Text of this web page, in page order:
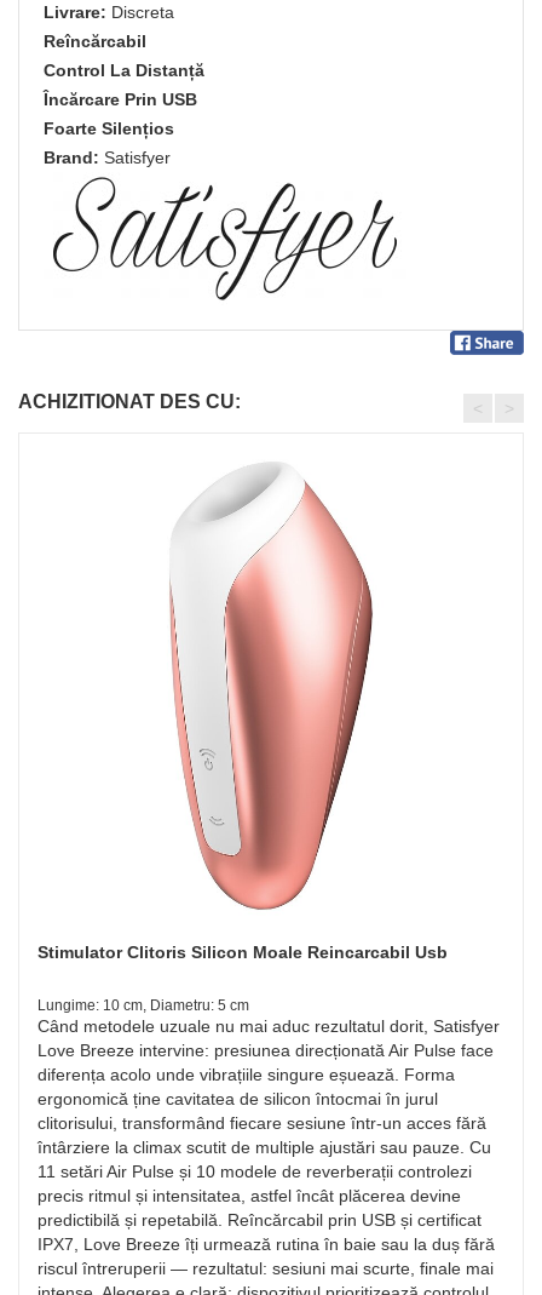
Livrare: Discreta
Reîncărcabil
Control La Distanță
Încărcare Prin USB
Foarte Silențios
Brand: Satisfyer
ACHIZITIONAT DES CU:
Stimulator Clitoris Silicon Moale Reincarcabil Usb
Lungime: 10 cm, Diametru: 5 cm
Când metodele uzuale nu mai aduc rezultatul dorit, Satisfyer
Love Breeze intervine: presiunea direcționată Air Pulse face
diferența acolo unde vibrațiile singure eșuează. Forma
ergonomică ține cavitatea de silicon întocmai în jurul
clitorisului, transformând fiecare sesiune într‑un acces fără
întârziere la climax scutit de multiple ajustări sau pauze. Cu
11 setări Air Pulse și 10 modele de reverberații controlezi
precis ritmul și intensitatea, astfel încât plăcerea devine
predictibilă și repetabilă. Reîncărcabil prin USB și certificat
IPX7, Love Breeze îți urmează rutina în baie sau la duș fără
riscul întreruperii — rezultatul: sesiuni mai scurte, finale mai
< >